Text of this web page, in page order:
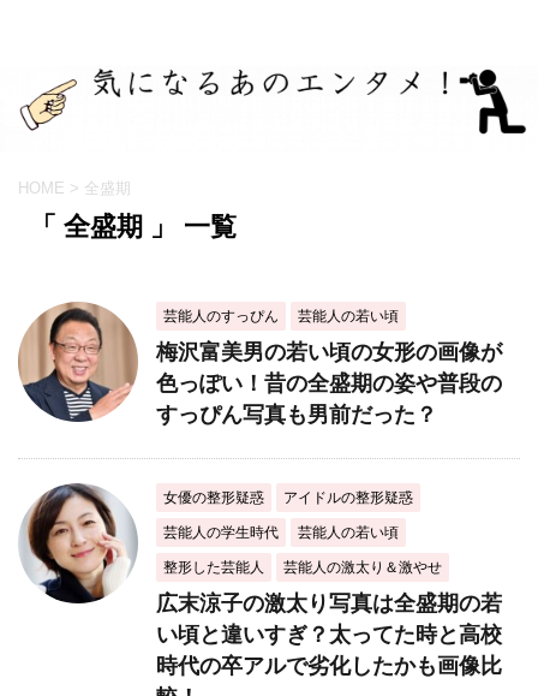
HOME > 全盛期
「 全盛期 」 一覧
芸能人のすっぴん 芸能人の若い頃
梅沢富美男の若い頃の女形の画像が
色っぽい！昔の全盛期の姿や普段の
すっぴん写真も男前だった？
女優の整形疑惑
アイドルの整形疑惑
芸能人の学生時代
芸能人の若い頃
整形した芸能人
芸能人の激太り＆激やせ
広末涼子の激太り写真は全盛期の若
い頃と違いすぎ？太ってた時と高校
時代の卒アルで劣化したかも画像比